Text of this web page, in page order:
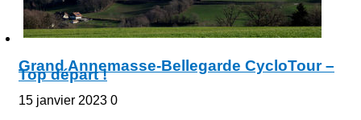
Grand Annemasse-Bellegarde CycloTour –
Top départ !
15 janvier 2023 0